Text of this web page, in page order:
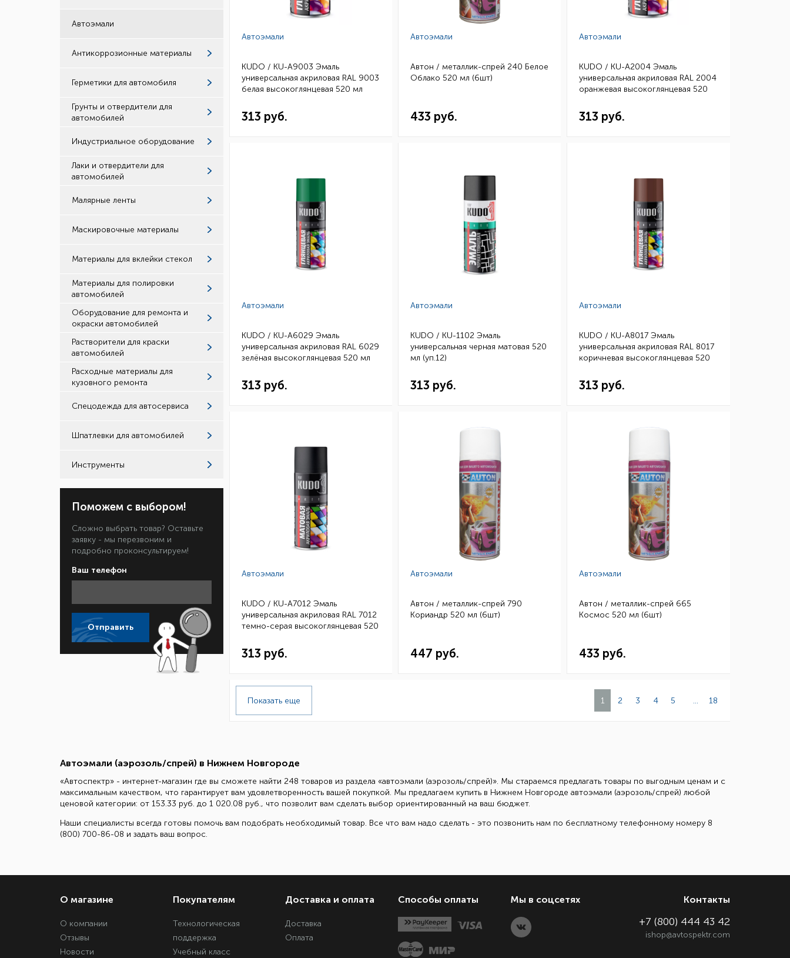
Автоэмали
Антикоррозионные материалы
Герметики для автомобиля
Грунты и отвердители для
автомобилей
Индустриальное оборудование
Лаки и отвердители для
автомобилей
Малярные ленты
Маскировочные материалы
Материалы для вклейки стекол
Материалы для полировки
автомобилей
Оборудование для ремонта и
окраски автомобилей
Растворители для краски
автомобилей
Расходные материалы для
кузовного ремонта
Спецодежда для автосервиса
Шпатлевки для автомобилей
Инструменты
Поможем с выбором!
Сложно выбрать товар? Оставьте
заявку - мы перезвоним и
подробно проконсультируем!
Ваш телефон
Отправить
Автоэмали
KUDO / KU-A9003 Эмаль
универсальная акриловая RAL 9003
белая высокоглянцевая 520 мл
313 руб.
Автоэмали
Автон / металлик-спрей 240 Белое
Облако 520 мл (6шт)
433 руб.
Автоэмали
KUDO / KU-A2004 Эмаль
универсальная акриловая RAL 2004
оранжевая высокоглянцевая 520
313 руб.
Автоэмали
KUDO / KU-A6029 Эмаль
универсальная акриловая RAL 6029
зелёная высокоглянцевая 520 мл
313 руб.
Автоэмали
KUDO / KU-1102 Эмаль
универсальная черная матовая 520
мл (уп.12)
313 руб.
Автоэмали
KUDO / KU-A8017 Эмаль
универсальная акриловая RAL 8017
коричневая высокоглянцевая 520
313 руб.
Автоэмали
KUDO / KU-A7012 Эмаль
универсальная акриловая RAL 7012
темно-серая высокоглянцевая 520
313 руб.
Автоэмали
Автон / металлик-спрей 790
Кориандр 520 мл (6шт)
447 руб.
Автоэмали
Автон / металлик-спрей 665
Космос 520 мл (6шт)
433 руб.
Показать еще 1 2 3 4 5 ... 18
Автоэмали (аэрозоль/спрей) в Нижнем Новгороде
«Автоспектр» - интернет-магазин где вы сможете найти 248 товаров из раздела «автоэмали (аэрозоль/спрей)». Мы стараемся предлагать товары по выгодным ценам и с
максимальным качеством, что гарантирует вам удовлетворенность вашей покупкой. Мы предлагаем купить в Нижнем Новгороде автоэмали (аэрозоль/спрей) любой
ценовой категории: от 153.33 руб. до 1 020.08 руб., что позволит вам сделать выбор ориентированный на ваш бюджет.
Наши специалисты всегда готовы помочь вам подобрать необходимый товар. Все что вам надо сделать - это позвонить нам по бесплатному телефонному номеру 8
(800) 700-86-08 и задать ваш вопрос.
О магазине
О компании
Отзывы
Новости
Покупателям
Технологическая
поддержка
Учебный класс
Доставка и оплата
Доставка
Оплата
Способы оплаты Мы в соцсетях Контакты
+7 (800) 444 43 42
ishop@avtospektr.com